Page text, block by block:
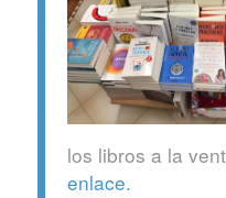
los libros a la
enlace.